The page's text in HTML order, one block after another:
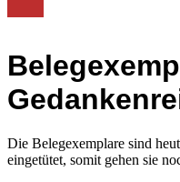
Die Belegexemplare sind
eingetütet, somit gehen sie